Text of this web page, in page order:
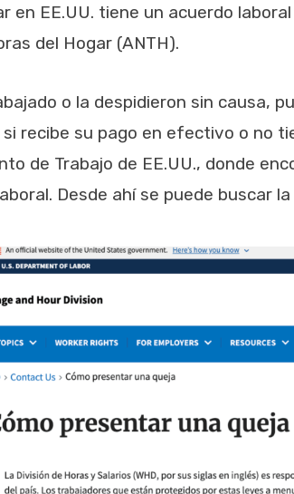
en EE.UU. tiene un acuerdo
del Hogar (ANTH).
o la despidieron sin causa,
si recibe su pago en efectivo o no
de Trabajo de EE.UU., donde
Desde ahí se puede buscar